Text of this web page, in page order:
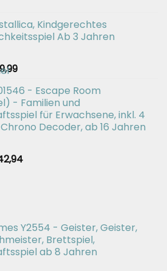
Kindgerechtes
Ab 3 Jahren
Aktueller
ist:
€19,99.
- Escape Room
- Familien und
für Erwachsene, inkl. 4
Decoder, ab 16 Jahren
Aktueller
Y2554 - Geister, Geister,
Brettspiel,
ab 8 Jahren